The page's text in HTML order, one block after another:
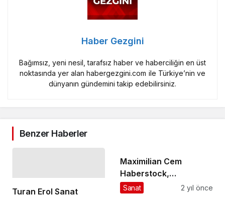
Haber Gezgini
Bağımsız, yeni nesil, tarafsız haber ve haberciliğin en üst
noktasında yer alan habergezgini.com ile Türkiye’nin ve
dünyanın gündemini takip edebilirsiniz.
Benzer Haberler
Turan Erol Sanat
Maximilian Cem
Haberstock,
Türkiye'deki ilk
Sanat 2 yıl önce